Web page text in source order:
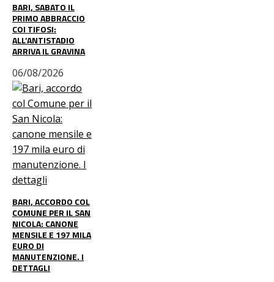
BARI, SABATO IL
PRIMO ABBRACCIO
COI TIFOSI:
ALL’ANTISTADIO
ARRIVA IL GRAVINA
06/08/2026
BARI, ACCORDO COL
COMUNE PER IL SAN
NICOLA: CANONE
MENSILE E 197 MILA
EURO DI
MANUTENZIONE. I
DETTAGLI